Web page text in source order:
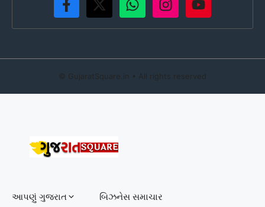
© GujaratSquare.in • All rights reserved
આપણું ગુજરાત બિઝનેસ સમાચાર